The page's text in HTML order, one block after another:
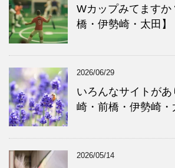
Wカップみてますか
橋・伊勢崎・太田】
2026/06/29
いろんなサイトが
崎・前橋・伊勢崎・
2026/05/14